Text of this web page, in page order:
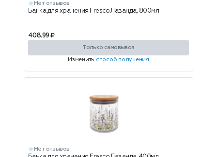
Нет отзывов
Банка для хранения Fresco Лаванда, 800мл
408.99 ₽
Только самовывоз
Изменить способ получения
Нет отзывов